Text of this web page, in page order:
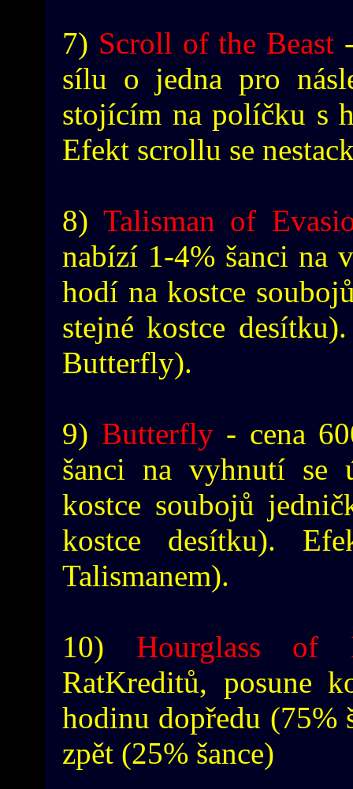
7) Scroll of the Beast
sílu o jedna pro
stojícím na políčku s
Efekt scrollu se
8) Talisman of
nabízí 1-4% šanci na
hodí na kostce
stejné kostce
Butterfly).
9) Butterfly- cena
šanci na vyhnutí se
kostce soubojů
kostce desítku).
Talismanem).
10) Hourglass of
RatKreditů, posune
hodinu dopředu (75%
zpět (25% šance)